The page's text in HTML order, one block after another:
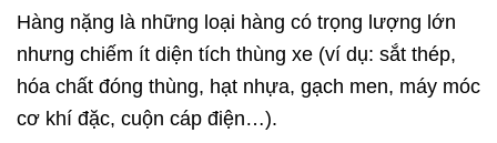
Hàng nặng là những loại hàng có trọng lượng lớn
nhưng chiếm ít diện tích thùng xe (ví dụ: sắt thép,
hóa chất đóng thùng, hạt nhựa, gạch men, máy móc
cơ khí đặc, cuộn cáp điện…).